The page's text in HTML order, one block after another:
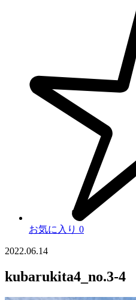
お気に入り 0
2022.06.14
kubarukita4_no.3-4